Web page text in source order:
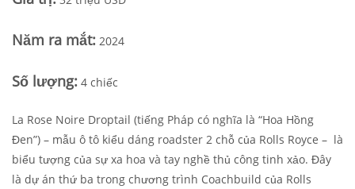
Năm ra mắt: 2024
Số lượng: 4 chiếc
La Rose Noire Droptail (tiếng Pháp có nghĩa là “Hoa Hồng
Đen”) – mẫu ô tô kiểu dáng roadster 2 chỗ của Rolls Royce – là
biểu tượng của sự xa hoa và tay nghề thủ công tinh xảo. Đây
là dự án thứ ba trong chương trình Coachbuild của Rolls